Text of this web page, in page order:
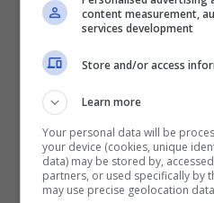
La scelta di puntare su
autore di almeno un
non solo dai dati relativi
offensiva dell’ex Roma (
stagione, anche se solo
specchio della porta)
content measurement,
services development
Store and/or access
Learn more
Your personal data will be
your device (cookies, unique
data) may be stored by,
partners, or used specifically by
may use precise geolocation